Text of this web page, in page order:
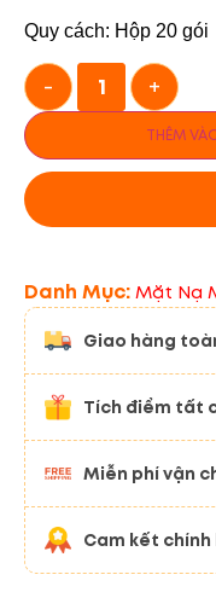
Quy cách: Hộp 20 gói
- +
THÊM
Danh Mục:Mặt Nạ
Giao hàng
Tích điểm tất
Miễn phí vận
Cam kết chính